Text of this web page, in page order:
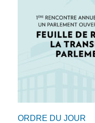
ORDRE DU JOUR